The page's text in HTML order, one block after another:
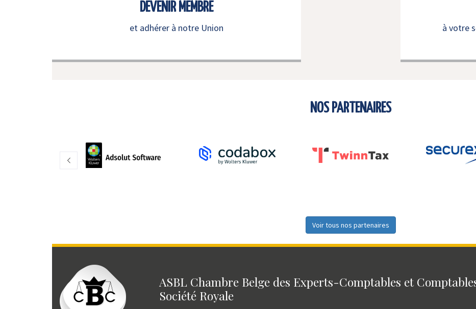
DEVENIR MEMBRE
et adhérer à notre Union à votre
NOS PARTENAIRES
Voir tous nos partenaires
ASBL Chambre Belge des Experts-Comptables et
Société Royale